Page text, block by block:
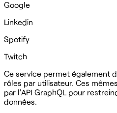
Google
Linkedin
Spotify
Twitch‍
Ce service permet également
rôles par utilisateur. Ces
par l'API GraphQL pour
données.